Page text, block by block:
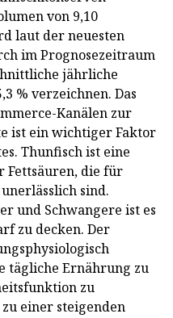
von 9,10
laut der neuesten
im Prognosezeitraum
jährliche
% verzeichnen. Das
Kanälen zur
ist ein wichtiger Faktor
Thunfisch ist eine
Fettsäuren, die für
sind.
und Schwangere ist es
zu decken. Der
tägliche Ernährung zu
zu
einer steigenden